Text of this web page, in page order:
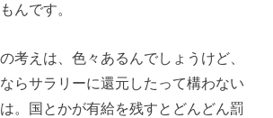
んです。
考えは、色々あるんでしょうけど、
らサラリーに還元したって構わない
。国とかが有給を残すとどんどん罰